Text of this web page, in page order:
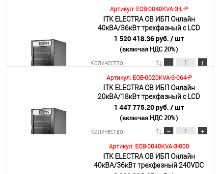
В корзину
Подробнее
Артикул: EOB-0040KVA-3-L-P
ITK ELECTRA OB ИБП Онлайн
40кВА/36кВт трехфазный с LCD
дисплеем 384-480VDC без АКБ с
регулируемым зарядным
устройством
1 520 418.36 руб. / шт
(включая НДС 20%)
Количество:
В корзину
Подробнее
Артикул: EOB-0020KVA-3-064-P
ITK ELECTRA OB ИБП Онлайн
20кВА/18кВт трехфазный с LCD
дисплеем 384VDC с АКБ 64х7AH
1 447 775.20 руб. / шт
(включая НДС 20%)
Количество:
В корзину
Артикул: EOB-0040KVA-3-000
ITK ELECTRA OB ИБП Онлайн
40кВА/36кВт трехфазный 240VDC